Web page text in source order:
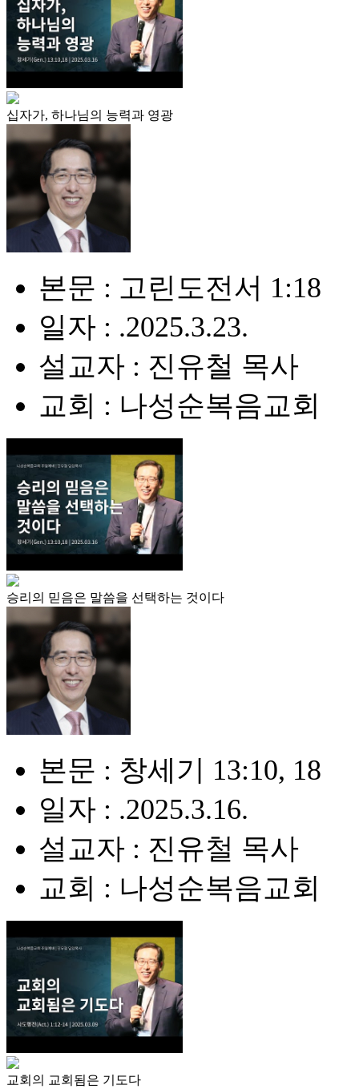
십자가, 하나님의 능력과 영광
본문 : 고린도전서 1:18
일자 : .2025.3.23.
설교자 : 진유철 목사
교회 : 나성순복음교회
승리의 믿음은 말씀을 선택하는 것이다
본문 : 창세기 13:10, 18
일자 : .2025.3.16.
설교자 : 진유철 목사
교회 : 나성순복음교회
교회의 교회됨은 기도다